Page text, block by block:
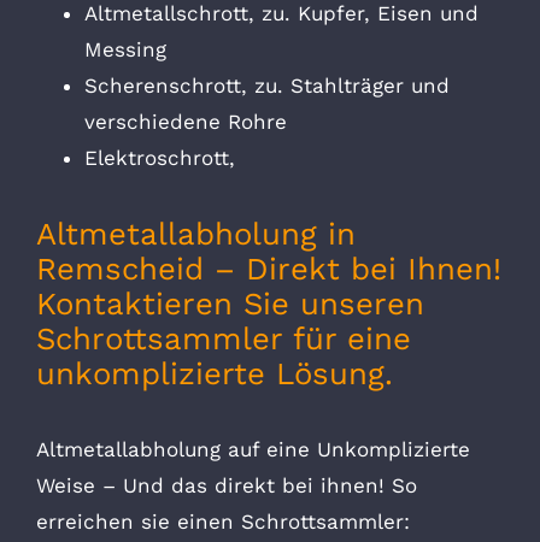
Altmetallschrott, zu. Kupfer, Eisen und
Messing
Scherenschrott, zu. Stahlträger und
verschiedene Rohre
Elektroschrott,
Altmetallabholung in
Remscheid – Direkt bei Ihnen!
Kontaktieren Sie unseren
Schrottsammler für eine
unkomplizierte Lösung.
Altmetallabholung auf eine Unkomplizierte
Weise – Und das direkt bei ihnen! So
erreichen sie einen Schrottsammler: